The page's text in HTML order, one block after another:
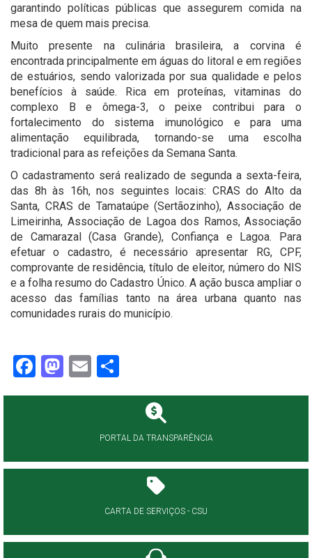
garantindo políticas públicas que assegurem comida na
mesa de quem mais precisa.
Muito presente na culinária brasileira, a corvina é
encontrada principalmente em águas do litoral e em regiões
de estuários, sendo valorizada por sua qualidade e pelos
benefícios à saúde. Rica em proteínas, vitaminas do
complexo B e ômega-3, o peixe contribui para o
fortalecimento do sistema imunológico e para uma
alimentação equilibrada, tornando-se uma escolha
tradicional para as refeições da Semana Santa.
O cadastramento será realizado de segunda a sexta-feira,
das 8h às 16h, nos seguintes locais: CRAS do Alto da
Santa, CRAS de Tamataúpe (Sertãozinho), Associação de
Limeirinha, Associação de Lagoa dos Ramos, Associação
de Camarazal (Casa Grande), Confiança e Lagoa. Para
efetuar o cadastro, é necessário apresentar RG, CPF,
comprovante de residência, título de eleitor, número do NIS
e a folha resumo do Cadastro Único. A ação busca ampliar o
acesso das famílias tanto na área urbana quanto nas
comunidades rurais do município.
Facebook
Mastodon
Email
PORTAL DA TRANSPARÊNCIA
CARTA DE SERVIÇOS - CSU